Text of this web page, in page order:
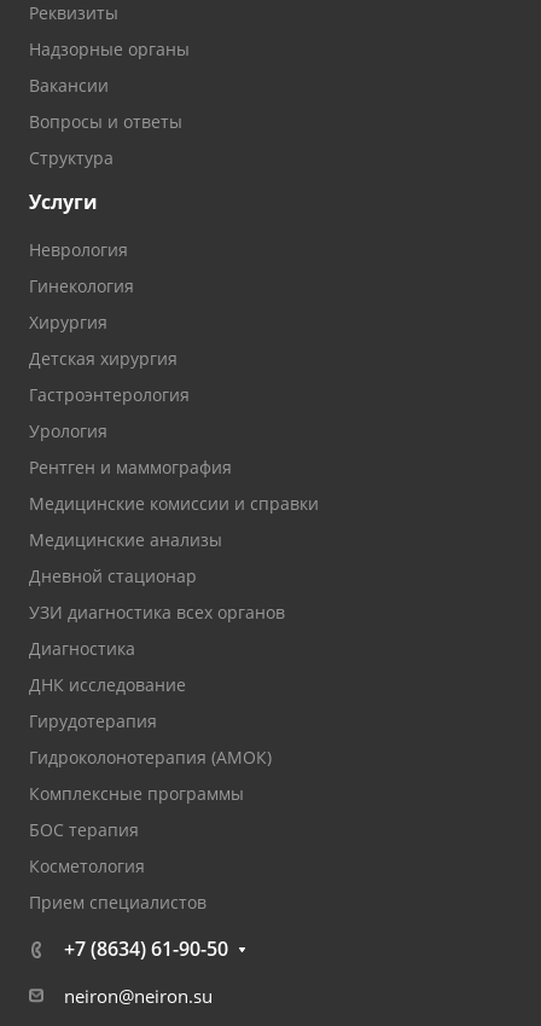
Реквизиты
Надзорные органы
Вакансии
Вопросы и ответы
Структура
Услуги
Неврология
Гинекология
Хирургия
Детская хирургия
Гастроэнтерология
Урология
Рентген и маммография
Медицинские комиссии и справки
Медицинские анализы
Дневной стационар
УЗИ диагностика всех органов
Диагностика
ДНК исследование
Гирудотерапия
Гидроколонотерапия (АМОК)
Комплексные программы
БОС терапия
Косметология
Прием специалистов
+7 (8634) 61-90-50
neiron@neiron.su